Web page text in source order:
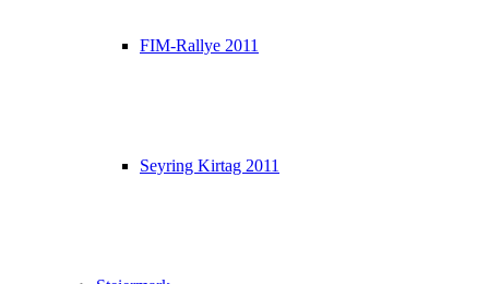
FIM-Rallye 2011
Seyring Kirtag 2011